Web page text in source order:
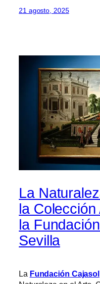
21 agosto, 2025
La
la
la
Sevilla
La Fundación Cajasol